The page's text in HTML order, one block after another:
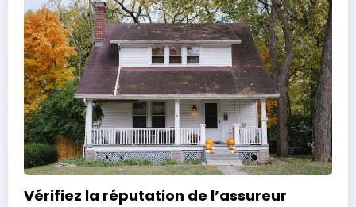
Vérifiez la réputation de l’assureur